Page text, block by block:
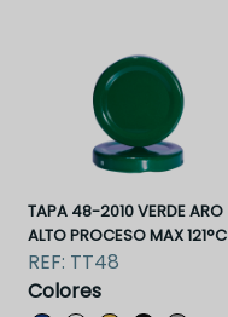
TAPA 48-2010 VERDE ARO
ALTO PROCESO MAX 121°C
REF: TT48
Colores